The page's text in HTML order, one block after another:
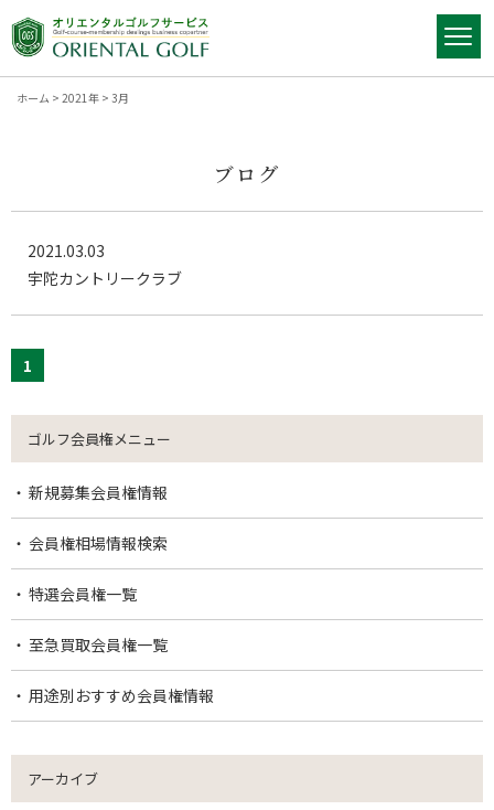
ホーム > 2021年 > 3月
ブログ
2021.03.03
宇陀カントリークラブ
1
ゴルフ会員権メニュー
新規募集会員権情報
会員権相場情報検索
特選会員権一覧
至急買取会員権一覧
用途別おすすめ会員権情報
アーカイブ